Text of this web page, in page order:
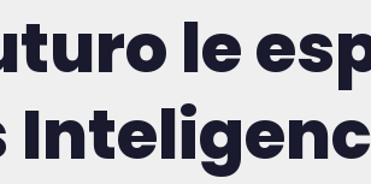
le